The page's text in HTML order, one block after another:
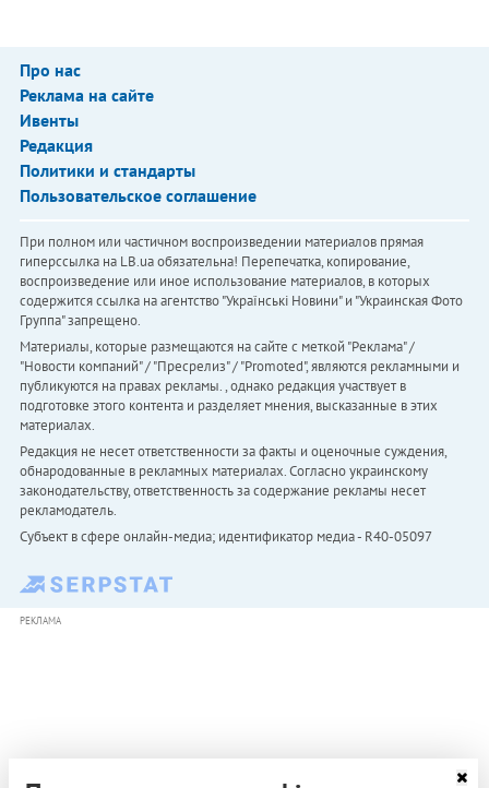
Про нас
Реклама на сайте
Ивенты
Редакция
Политики и стандарты
Пользовательское соглашение
При полном или частичном воспроизведении материалов прямая
гиперссылка на LB.ua обязательна! Перепечатка, копирование,
воспроизведение или иное использование материалов, в которых
содержится ссылка на агентство "Українськi Новини" и "Украинская Фото
Группа" запрещено.
Материалы, которые размещаются на сайте с меткой "Реклама" /
"Новости компаний" / "Пресрелиз" / "Promoted", являются рекламными и
публикуются на правах рекламы. , однако редакция участвует в
подготовке этого контента и разделяет мнения, высказанные в этих
материалах.
Редакция не несет ответственности за факты и оценочные суждения,
обнародованные в рекламных материалах. Согласно украинскому
законодательству, ответственность за содержание рекламы несет
рекламодатель.
Субъект в сфере онлайн-медиа; идентификатор медиа - R40-05097
РЕКЛАМА